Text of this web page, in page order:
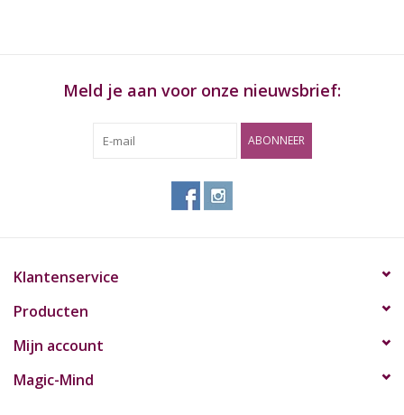
Meld je aan voor onze nieuwsbrief:
ABONNEER
Klantenservice
Producten
Mijn account
Magic-Mind